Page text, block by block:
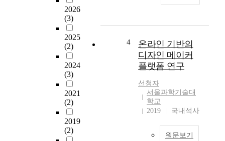
2026
(3)
2025
(2)
2024
(3)
2021
(2)
2019
(2)
알
4
온라인 기반의
디자인 메이커
플랫폼 연구
선청자
서울과학기술대
학교
2019
국내석사
원문보기